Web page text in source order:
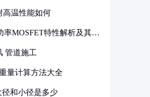
高温性能如何
率MOSFET特性解析及其在
管道施工
量计算方法大全
径和小径是多少